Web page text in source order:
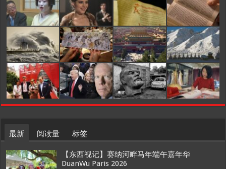
最新 阅读量 标签
【东西视记】赛纳河畔马年端午嘉年华
DuanWu Paris 2026